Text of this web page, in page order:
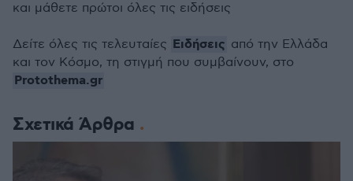
Σχετικά Άρθρα
και μάθετε πρώτοι όλες τις ειδήσεις
Δείτε όλες τις τελευταίες Ειδήσεις από την Ελλάδα
και τον Κόσμο, τη στιγμή που συμβαίνουν, στο
Protothema.gr